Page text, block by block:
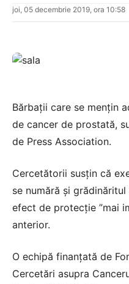
joi, 05 decembrie 2019, ora 10:58
Bărbaţii care se menţin
de cancer de prostată,
de Press Association.
Cercetătorii susţin că
se numără şi
efect de protecţie ”mai
anterior.
O echipă finanţată de
Cercetări asupra